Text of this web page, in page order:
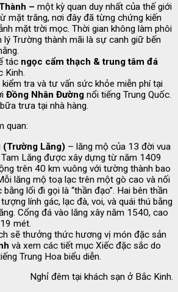
– một kỳ quan duy nhất của thế giới
mặt trăng, nơi đây đã từng chứng kiến
mặt trời mọc. Thời gian không làm phôi
lý Trường thành mãi là sự canh giữ bến
tác ngọc cẩm thạch & trung tâm đá
Kinh.
tra và tư vấn sức khỏe miễn phí tại
Đồng Nhân Đường nổi tiếng Trung Quốc.
trưa tại nhà hàng.
quan:
(Trường Lăng) – lăng mộ của 13 đời vua
Lăng được xây dựng từ năm 1409
trên 40 km vuông với tường thành bao
lăng mộ toạ lạc trên một gò cao và nối
lối đi gọi là “thần đạo”. Hai bên thần
lính gác, lạc đà, voi, và quái thú bằng
Cổng đá vào lăng xây năm 1540, cao
mét.
sẽ thưởng thức hương vị món đặc sản
và xem các tiết mục Xiếc đặc sắc do
Trung Hoa biểu diễn.
Nghỉ đêm tại khách sạn ở Bắc Kinh.